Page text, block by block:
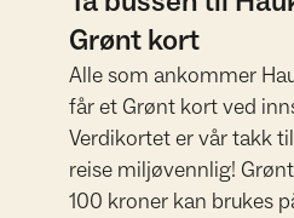
Grønt kort
Alle som ankommer
får et Grønt kort ved
Verdikortet er vår takk
reise miljøvennlig!
100 kroner kan brukes